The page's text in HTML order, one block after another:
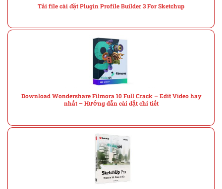
Tải file cài đặt Plugin Profile Builder 3 For Sketchup
Download Wondershare Filmora 10 Full Crack – Edit Video hay
nhất – Hướng dẫn cài đặt chi tiết